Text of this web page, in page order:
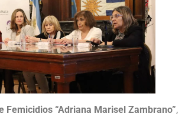
Femicidios “Adriana Marisel Zambrano”,